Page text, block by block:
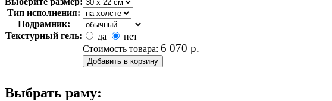
Тип исполнения:
Подрамник:
Текстурный гель:
да
нет
Стоимость товара: 6 070 р.
Выбрать раму: